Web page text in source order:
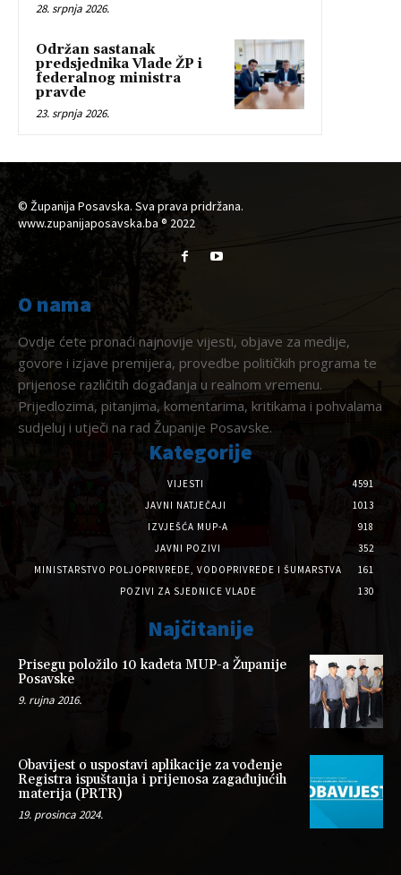
28. srpnja 2026.
Održan sastanak
predsjednika Vlade ŽP i
federalnog ministra
pravde
23. srpnja 2026.
© Županija Posavska. Sva prava pridržana.
www.zupanijaposavska.ba ® 2022
O nama
Ovdje ćete pronaći najnovije vijesti, objave za medije,
govore i izjave premijera, provedbe političkih programa te
prijenose različitih događanja u realnom vremenu.
Prijedlozima, pitanjima, komentarima, kritikama i pohvalama
sudjeluj i utječi na rad Županije Posavske.
Kategorije
VIJESTI
4591
JAVNI NATJEČAJI
1013
IZVJEŠĆA MUP-A
918
JAVNI POZIVI
352
MINISTARSTVO POLJOPRIVREDE, VODOPRIVREDE I ŠUMARSTVA
161
POZIVI ZA SJEDNICE VLADE
130
Najčitanije
Prisegu položilo 10 kadeta MUP-a Županije
Posavske
9. rujna 2016.
Obavijest o uspostavi aplikacije za vođenje
Registra ispuštanja i prijenosa zagađujućih
materija (PRTR)
19. prosinca 2024.